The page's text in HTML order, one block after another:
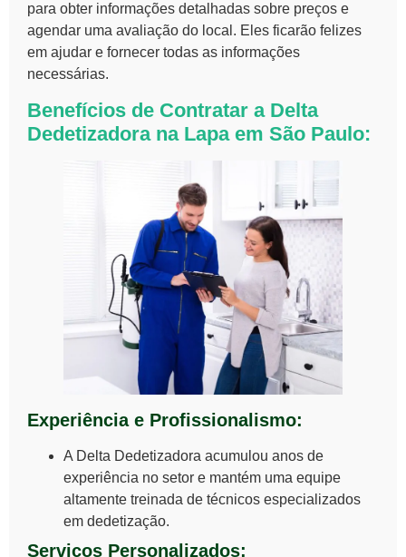
para obter informações detalhadas sobre preços e
agendar uma avaliação do local. Eles ficarão felizes
em ajudar e fornecer todas as informações
necessárias.
Benefícios de Contratar a Delta
Dedetizadora na Lapa em São Paulo:
Experiência e Profissionalismo:
A Delta Dedetizadora acumulou anos de
experiência no setor e mantém uma equipe
altamente treinada de técnicos especializados
em dedetização.
Serviços Personalizados: